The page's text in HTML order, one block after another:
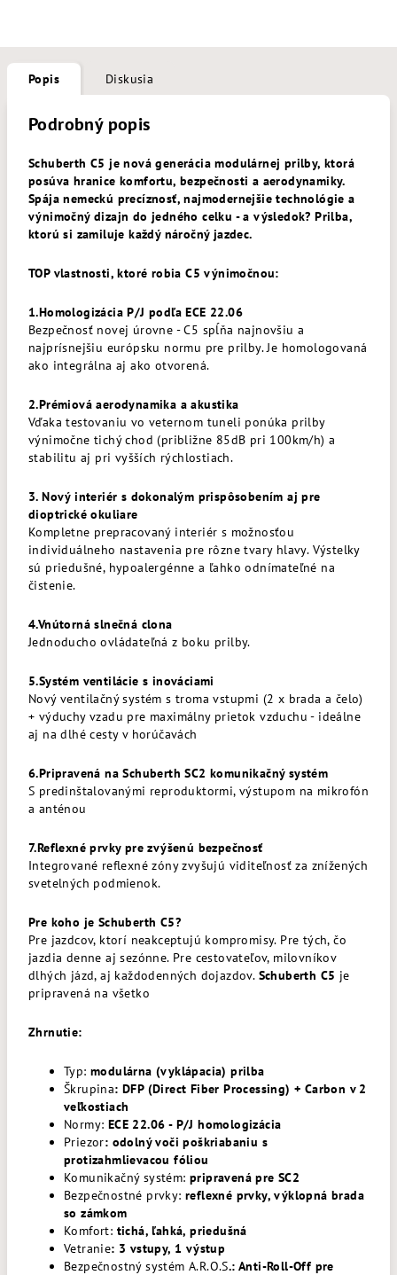
Popis Diskusia
Podrobný popis
Schuberth C5 je nová generácia modulárnej prilby, ktorá
posúva hranice komfortu, bezpečnosti a aerodynamiky.
Spája nemeckú precíznosť, najmodernejšie technológie a
výnimočný dizajn do jedného celku - a výsledok? Prilba,
ktorú si zamiluje každý náročný jazdec.
TOP vlastnosti, ktoré robia C5 výnimočnou:
1.Homologizácia P/J podľa ECE 22.06
Bezpečnosť novej úrovne - C5 spĺňa najnovšiu a
najprísnejšiu európsku normu pre prilby. Je homologovaná
ako integrálna aj ako otvorená.
2.Prémiová aerodynamika a akustika
Vďaka testovaniu vo veternom tuneli ponúka prilby
výnimočne tichý chod (približne 85dB pri 100km/h) a
stabilitu aj pri vyšších rýchlostiach.
3. Nový interiér s dokonalým prispôsobením aj pre
dioptrické okuliare
Kompletne prepracovaný interiér s možnosťou
individuálneho nastavenia pre rôzne tvary hlavy. Výstelky
sú priedušné, hypoalergénne a ľahko odnímateľné na
čistenie.
4.Vnútorná slnečná clona
Jednoducho ovládateľná z boku prilby.
5.Systém ventilácie s inováciami
Nový ventilačný systém s troma vstupmi (2 x brada a čelo)
+ výduchy vzadu pre maximálny prietok vzduchu - ideálne
aj na dlhé cesty v horúčavách
6.Pripravená na Schuberth SC2 komunikačný systém
S predinštalovanými reproduktormi, výstupom na mikrofón
a anténou
7.Reflexné prvky pre zvýšenú bezpečnosť
Integrované reflexné zóny zvyšujú viditeľnosť za znížených
svetelných podmienok.
Pre koho je Schuberth C5?
Pre jazdcov, ktorí neakceptujú kompromisy. Pre tých, čo
jazdia denne aj sezónne. Pre cestovateľov, milovníkov
dlhých jázd, aj každodenných dojazdov. Schuberth C5 je
pripravená na všetko
Zhrnutie:
Typ: modulárna (vyklápacia) prilba
Škrupina: DFP (Direct Fiber Processing) + Carbon v 2
veľkostiach
Normy: ECE 22.06 - P/J homologizácia
Priezor: odolný voči poškriabaniu s
protizahmlievacou fóliou
Komunikačný systém: pripravená pre SC2
Bezpečnostné prvky: reflexné prvky, výklopná brada
so zámkom
Komfort: tichá, ľahká, priedušná
Vetranie: 3 vstupy, 1 výstup
Bezpečnostný systém A.R.O.S.: Anti-Roll-Off pre